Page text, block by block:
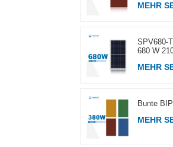
MEHR
SPV680-
680 W
MEHR
Bunte
MEHR